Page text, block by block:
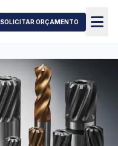
SOLICITAR ORÇAMENTO